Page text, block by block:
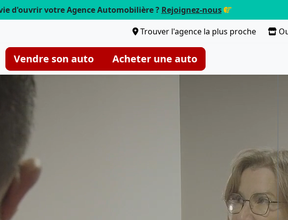
d'ouvrir votre Agence Automobilière ? Rejoignez-nous
Trouver l'agence la plus proche
Vendre son auto Acheter une auto